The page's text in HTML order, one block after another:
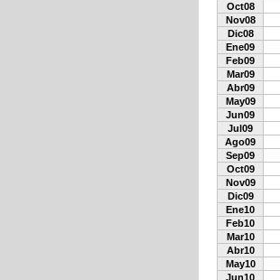
Oct08
Nov08
Dic08
Ene09
Feb09
Mar09
Abr09
May09
Jun09
Jul09
Ago09
Sep09
Oct09
Nov09
Dic09
Ene10
Feb10
Mar10
Abr10
May10
Jun10